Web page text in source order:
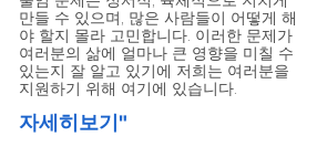
만들 수 있으며, 많은 사람들이 어떻게 해
야 할지 몰라 고민합니다. 이러한 문제가
여러분의 삶에 얼마나 큰 영향을 미칠 수
있는지 잘 알고 있기에 저희는 여러분을
지원하기 위해 여기에 있습니다.
자세히보기"